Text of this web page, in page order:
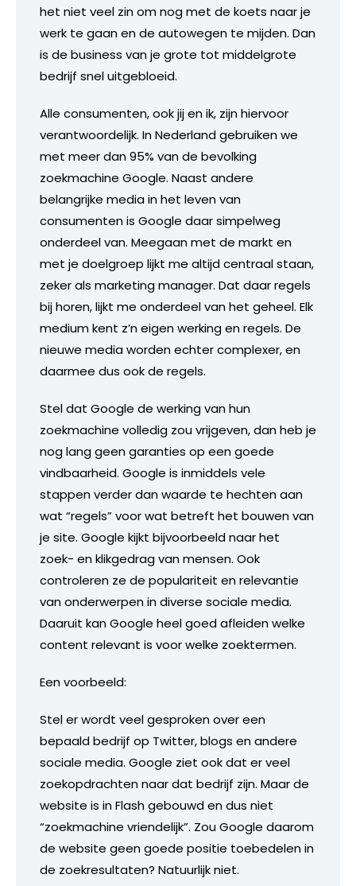
het niet veel zin om nog met de koets naar je
werk te gaan en de autowegen te mijden. Dan
is de business van je grote tot middelgrote
bedrijf snel uitgebloeid.
Alle consumenten, ook jij en ik, zijn hiervoor
verantwoordelijk. In Nederland gebruiken we
met meer dan 95% van de bevolking
zoekmachine Google. Naast andere
belangrijke media in het leven van
consumenten is Google daar simpelweg
onderdeel van. Meegaan met de markt en
met je doelgroep lijkt me altijd centraal staan,
zeker als marketing manager. Dat daar regels
bij horen, lijkt me onderdeel van het geheel. Elk
medium kent z’n eigen werking en regels. De
nieuwe media worden echter complexer, en
daarmee dus ook de regels.
Stel dat Google de werking van hun
zoekmachine volledig zou vrijgeven, dan heb je
nog lang geen garanties op een goede
vindbaarheid. Google is inmiddels vele
stappen verder dan waarde te hechten aan
wat “regels” voor wat betreft het bouwen van
je site. Google kijkt bijvoorbeeld naar het
zoek- en klikgedrag van mensen. Ook
controleren ze de populariteit en relevantie
van onderwerpen in diverse sociale media.
Daaruit kan Google heel goed afleiden welke
content relevant is voor welke zoektermen.
Een voorbeeld:
Stel er wordt veel gesproken over een
bepaald bedrijf op Twitter, blogs en andere
sociale media. Google ziet ook dat er veel
zoekopdrachten naar dat bedrijf zijn. Maar de
website is in Flash gebouwd en dus niet
“zoekmachine vriendelijk”. Zou Google daarom
de website geen goede positie toebedelen in
de zoekresultaten? Natuurlijk niet.